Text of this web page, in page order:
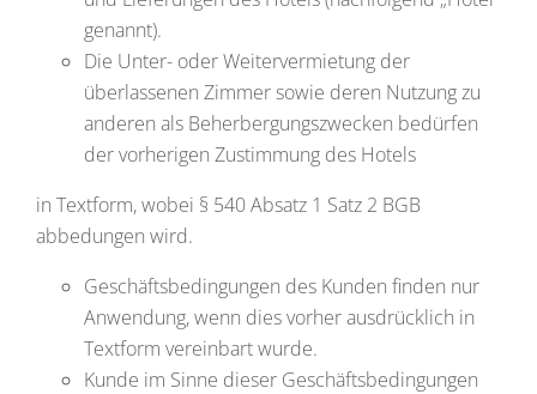
genannt).
Die Unter- oder Weitervermietung der
überlassenen Zimmer sowie deren Nutzung zu
anderen als Beherbergungszwecken bedürfen
der vorherigen Zustimmung des Hotels
in Textform, wobei § 540 Absatz 1 Satz 2 BGB
abbedungen wird.
Geschäftsbedingungen des Kunden finden nur
Anwendung, wenn dies vorher ausdrücklich in
Textform vereinbart wurde.
Kunde im Sinne dieser Geschäftsbedingungen